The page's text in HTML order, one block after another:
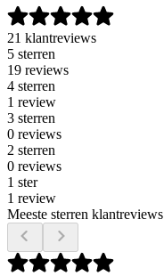
21 klantreviews
5 sterren
19 reviews
4 sterren
1 review
3 sterren
0 reviews
2 sterren
0 reviews
1 ster
1 review
Meeste sterren klantreviews